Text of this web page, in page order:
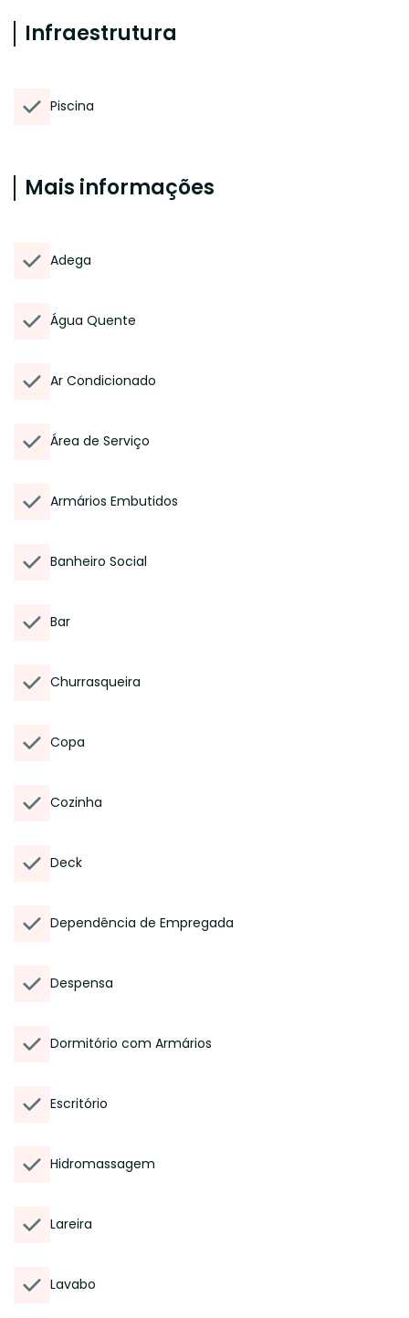
Infraestrutura
Piscina
Mais informações
Adega
Água Quente
Ar Condicionado
Área de Serviço
Armários Embutidos
Banheiro Social
Bar
Churrasqueira
Copa
Cozinha
Deck
Dependência de Empregada
Despensa
Dormitório com Armários
Escritório
Hidromassagem
Lareira
Lavabo